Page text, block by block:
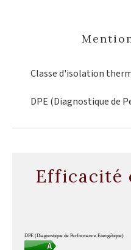
Classe d'isolation
DPE (Diagnostique de
Efficacité
DPE (Diagnostique de Performance Energétique)